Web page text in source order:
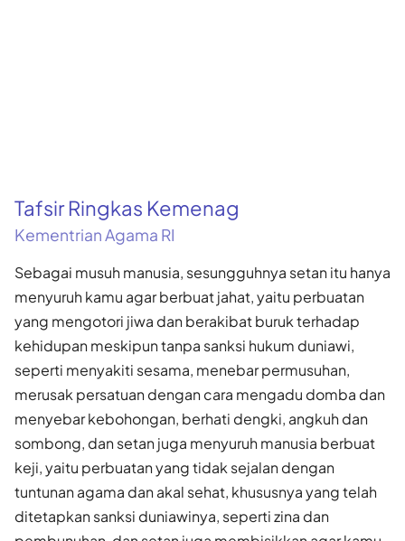
Tafsir Ringkas Kemenag
Kementrian Agama RI
Sebagai musuh manusia, sesungguhnya setan itu hanya
menyuruh kamu agar berbuat jahat, yaitu perbuatan
yang mengotori jiwa dan berakibat buruk terhadap
kehidupan meskipun tanpa sanksi hukum duniawi,
seperti menyakiti sesama, menebar permusuhan,
merusak persatuan dengan cara mengadu domba dan
menyebar kebohongan, berhati dengki, angkuh dan
sombong, dan setan juga menyuruh manusia berbuat
keji, yaitu perbuatan yang tidak sejalan dengan
tuntunan agama dan akal sehat, khususnya yang telah
ditetapkan sanksi duniawinya, seperti zina dan